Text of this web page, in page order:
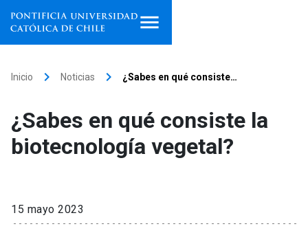
Facultades, escuelas e
institutos
Internacionalización
Inicio keyboard_arrow_right Noticias keyboard_arrow_right ¿Sabes en qué consiste…
¿Sabes en qué consiste la
biotecnología vegetal?
15 mayo 2023